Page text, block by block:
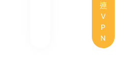
連
V
P
N